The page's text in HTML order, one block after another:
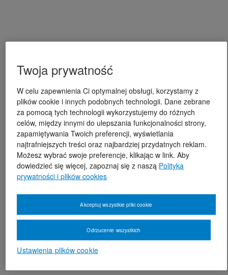
Twoja prywatność
W celu zapewnienia Ci optymalnej obsługi, korzystamy z
plików cookie i innych podobnych technologii. Dane zebrane
za pomocą tych technologii wykorzystujemy do różnych
celów, między innymi do ulepszania funkcjonalności strony,
zapamiętywania Twoich preferencji, wyświetlania
najtrafniejszych treści oraz najbardziej przydatnych reklam.
Możesz wybrać swoje preferencje, klikając w link. Aby
dowiedzieć się więcej, zapoznaj się z naszą Polityką
prywatności i plików cookies
Ustawienia plików cookie
Odrzucenie wszystkich
Akceptuj wszystkie pliki cookie